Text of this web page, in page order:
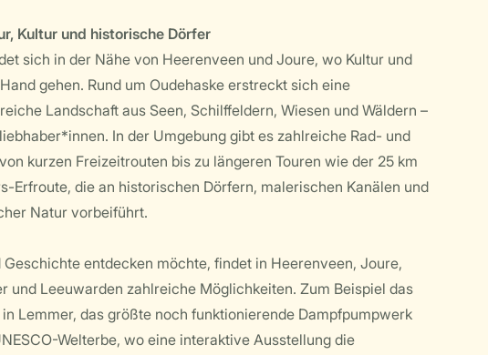
Kultur und historische Dörfer
sich in der Nähe von Heerenveen und Joure, wo Kultur und
gehen. Rund um Oudehaske erstreckt sich eine
Landschaft aus Seen, Schilffeldern, Wiesen und Wäldern –
In der Umgebung gibt es zahlreiche Rad- und
kurzen Freizeitrouten bis zu längeren Touren wie der 25 km
Erfroute, die an historischen Dörfern, malerischen Kanälen und
Natur vorbeiführt.
Geschichte entdecken möchte, findet in Heerenveen, Joure,
und Leeuwarden zahlreiche Möglichkeiten. Zum Beispiel das
Lemmer, das größte noch funktionierende Dampfpumpwerk
Welterbe, wo eine interaktive Ausstellung die